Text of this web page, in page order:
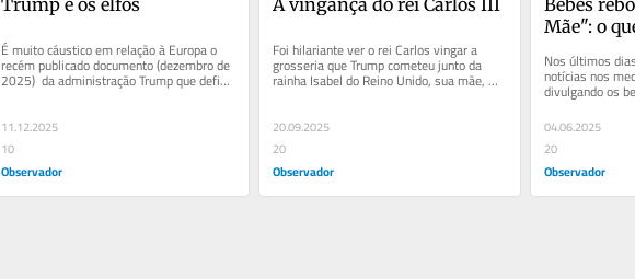
É muito cáustico em relação à Europa o
recém publicado documento (dezembro de
2025)  da administração Trump que define
a estratégia de...
11.12.2025
10
Observador
Foi hilariante ver o rei Carlos vingar a
grosseria que Trump cometeu junto da
rainha Isabel do Reino Unido, sua mãe,
quando esta o recebeu em 2018....
20.09.2025
20
Observador
Mãe": o
Nos últimos
notícias nos
divulgando os
silicone que,
04.06.2025
20
Observador